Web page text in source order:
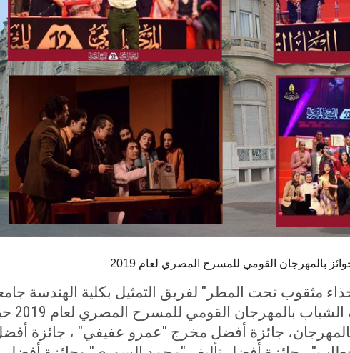
بالمهرجان القومي للمسرح المصري لعام 2019
مثقوب تحت المطر" لفريق التمثيل بكلية الهندسة
عين شمس جوائز مسابقة
جائزة أفضل مخرج "عمرو عفيفي" ، جائزة